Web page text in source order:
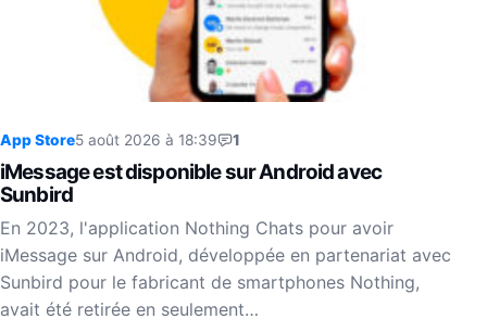
App Store5 août 2026 à 18:39 1
iMessage est disponible sur Android avec
Sunbird
En 2023, l'application Nothing Chats pour avoir
iMessage sur Android, développée en partenariat avec
Sunbird pour le fabricant de smartphones Nothing,
avait été retirée en seulement…